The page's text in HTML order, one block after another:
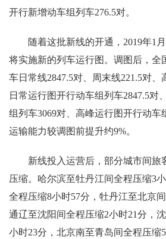
开行新增动车组列车276.5对。
随着这批新线的开通，2019年1
将实施新的列车运行图。调图后，全
车日常线2847.5对、周末线221.5对、
日常运行图开行动车组列车2847.5对
组列车3069对、高峰运行图开行动车
运输能力较调图前提升约9%。
新线投入运营后，部分城市间旅
压缩。哈尔滨至牡丹江间全程压缩3
全程压缩8小时57分，牡丹江至北京
通辽至沈阳间全程压缩2小时21分，
小时23分，北京南至青岛间全程压缩